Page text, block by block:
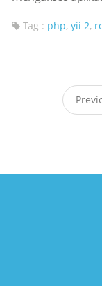
Tag : php, yii 2,